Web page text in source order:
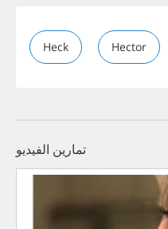
Heck Hector
تمارين الفيديو